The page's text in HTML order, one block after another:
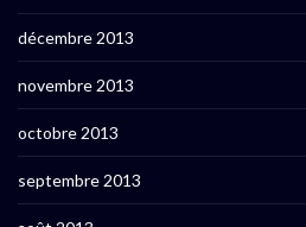
décembre 2013
novembre 2013
octobre 2013
septembre 2013